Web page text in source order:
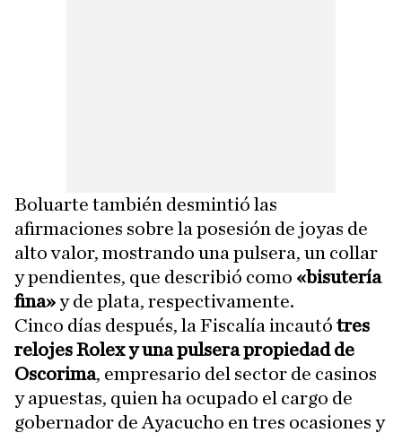
Boluarte también desmintió las
afirmaciones sobre la posesión de joyas de
alto valor, mostrando una pulsera, un collar
y pendientes, que describió como «bisutería
fina»y de plata, respectivamente.
Cinco días después, la Fiscalía incautó tres
relojes Rolex y una pulsera propiedad de
Oscorima, empresario del sector de casinos
y apuestas, quien ha ocupado el cargo de
gobernador de Ayacucho en tres ocasiones y